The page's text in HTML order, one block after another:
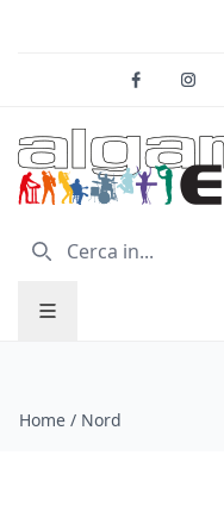
Home / Nord